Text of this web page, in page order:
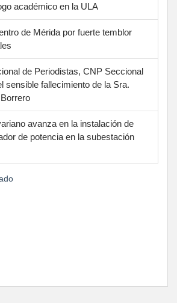
académico en la ULA
de Mérida por fuerte temblor
de Periodistas, CNP Seccional
sensible fallecimiento de la Sra.
avanza en la instalación de
de potencia en la subestación